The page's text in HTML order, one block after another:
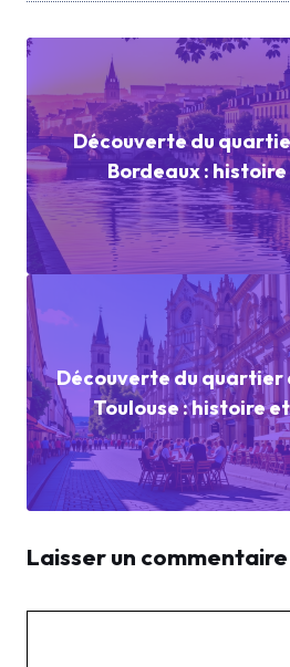
Découverte du
Bordeaux :
Découverte du quartier
Toulouse : histoire
Laisser un commentaire